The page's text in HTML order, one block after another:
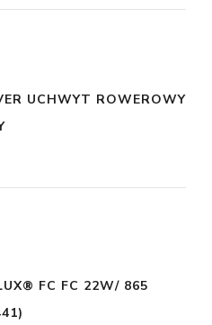
UCHWYT ROWEROWY
FC FC 22W/ 865